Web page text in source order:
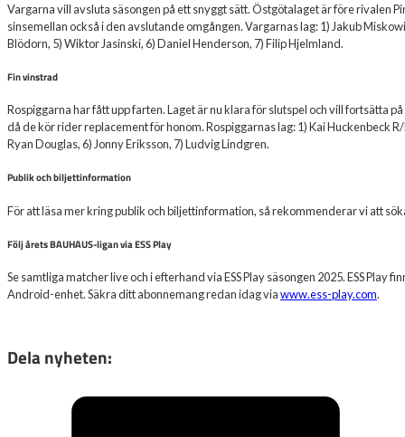
Vargarna vill avsluta säsongen på ett snyggt sätt. Östgötalaget är före rivalen
sinsemellan också i den avslutande omgången. Vargarnas lag: 1) Jakub
Blödorn, 5) Wiktor Jasinski, 6) Daniel Henderson, 7) Filip Hjelmland.
Fin vinstrad
Rospiggarna har fått upp farten. Laget är nu klara för slutspel och vill fortsätta
då de kör rider replacement för honom. Rospiggarnas lag: 1) Kai Huckenbeck
Ryan Douglas, 6) Jonny Eriksson, 7) Ludvig Lindgren.
Publik och biljettinformation
För att läsa mer kring publik och biljettinformation, så rekommenderar vi att
Följ årets BAUHAUS-ligan via ESS Play
Se samtliga matcher live och i efterhand via ESS Play säsongen 2025. ESS Play
Android-enhet. Säkra ditt abonnemang redan idag viawww.ess-play.com.
Dela nyheten: